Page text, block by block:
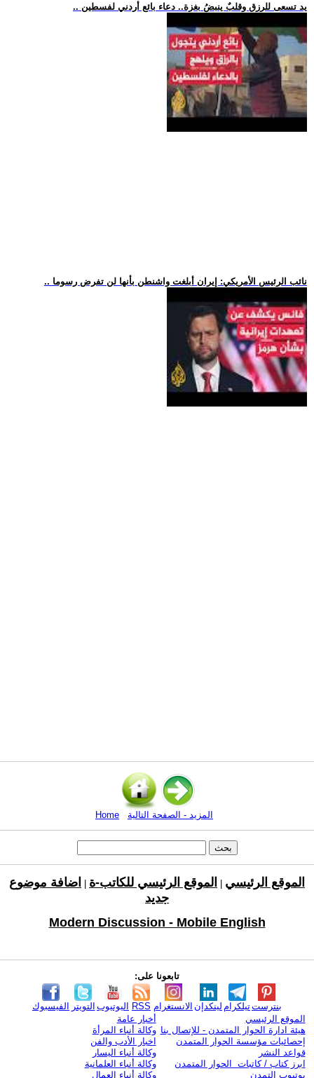
.. يد تسعى للرزق وقلبٌ ينبضُ بغزة.. دعاء بائع أردني لفسطين
.. نائب الرئيس الأمريكي: إيران أبلغت واشنطن بأنها لن تفرض رسوما
Home المزيد - الصفحة التالية
الموقع الرئيسي الموقع الرئيسي للكاتب-ة
اضافة موضوع
جديد
Modern Discussion - Mobile English
تابعونا على:
الفيسبوك التويتر اليوتيوب RSS الانستغرام لينكدإن تيلكرامبنترست
الموقع الرئيسي
هيئة ادارة الحوار المتمدن - للإتصال بنا
إحصائيات مؤسسة الحوار المتمدن
قواعد النشر
ابرز كتاب / كاتبات الحوار المتمدن
يوتيوب التمدن
أخبار عامة
وكالة أنباء المرأة
اخبار الأدب والفن
وكالة أنباء اليسار
وكالة أنباء العلمانية
وكالة أنباء العمال